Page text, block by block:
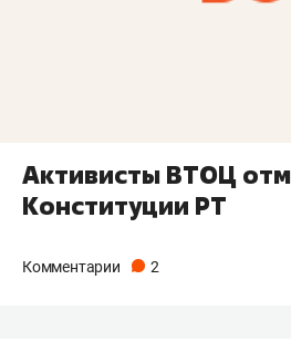
Активисты ВТОЦ
Конституции РТ
Комментарии 2